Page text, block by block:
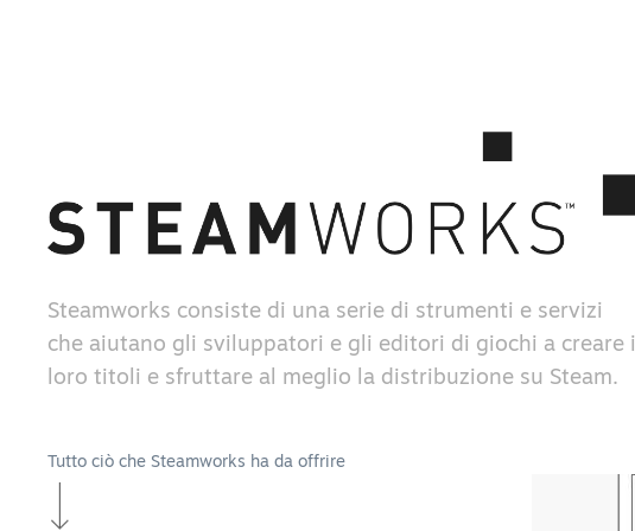
Steamworks consiste di una serie di strumenti e servizi
che aiutano gli sviluppatori e gli editori di giochi a creare i
loro titoli e sfruttare al meglio la distribuzione su Steam.
Tutto ciò che Steamworks ha da offrire